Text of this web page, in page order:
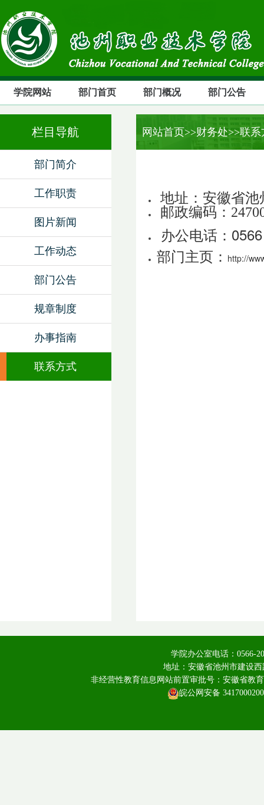
学院网站 部门首页 部门概况 部门公告
栏目导航
部门简介
工作职责
图片新闻
工作动态
部门公告
规章制度
办事指南
联系方式
网站首页>>财务处>>联系
地址：安徽省池
邮政编码：
办公电话：
部门主页： http://
学院办公室电话：0566-
地址：安徽省池州市建设
非经营性教育信息网站前置审批号：安徽省教
皖公网安备